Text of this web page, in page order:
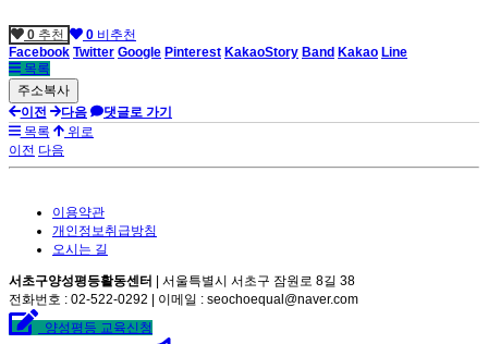
0 추천 0 비추천
Facebook Twitter Google Pinterest KakaoStory Band Kakao Line
목록
이전 다음
댓글로 가기
목록
위로
이전 다음
이용약관
개인정보취급방침
오시는 길
서초구양성평등활동센터
| 서울특별시 서초구 잠원로 8길 38
전화번호 : 02-522-0292 | 이메일 : seochoequal@naver.com
양성평등 교육신청